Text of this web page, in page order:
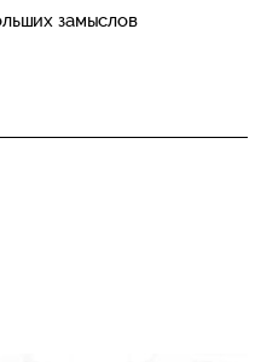
замыслов